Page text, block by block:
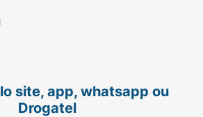
site, app, whatsapp ou
Drogatel